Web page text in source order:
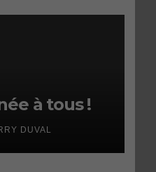
à tous !
DUVAL